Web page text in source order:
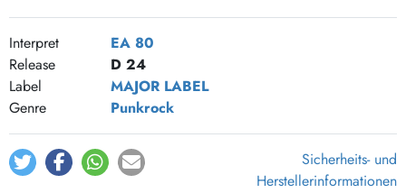
Interpret
EA 80
Release
D 24
Label
MAJOR LABEL
Genre
Punkrock
Sicherheits- und
Herstellerinformationen